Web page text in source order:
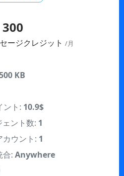
ージクレジット
ト:
ェント数:1
ウント: 1
合:Anywhere
: